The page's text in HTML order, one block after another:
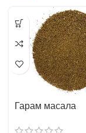
Гарам масала